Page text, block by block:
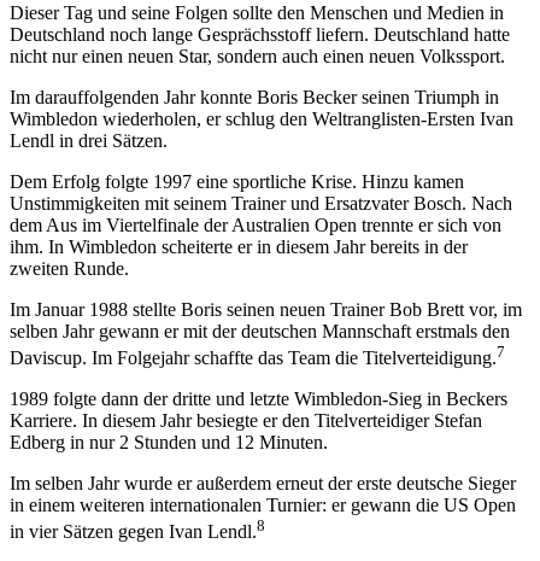
Dieser Tag und seine Folgen sollte den Menschen und Medien in
Deutschland noch lange Gesprächsstoff liefern. Deutschland hatte
nicht nur einen neuen Star, sondern auch einen neuen Volkssport.
Im darauffolgenden Jahr konnte Boris Becker seinen Triumph in
Wimbledon wiederholen, er schlug den Weltranglisten-Ersten Ivan
Lendl in drei Sätzen.
Dem Erfolg folgte 1997 eine sportliche Krise. Hinzu kamen
Unstimmigkeiten mit seinem Trainer und Ersatzvater Bosch. Nach
dem Aus im Viertelfinale der Australien Open trennte er sich von
ihm. In Wimbledon scheiterte er in diesem Jahr bereits in der
zweiten Runde.
Im Januar 1988 stellte Boris seinen neuen Trainer Bob Brett vor, im
selben Jahr gewann er mit der deutschen Mannschaft erstmals den
Daviscup. Im Folgejahr schaffte das Team die Titelverteidigung.7
1989 folgte dann der dritte und letzte Wimbledon-Sieg in Beckers
Karriere. In diesem Jahr besiegte er den Titelverteidiger Stefan
Edberg in nur 2 Stunden und 12 Minuten.
Im selben Jahr wurde er außerdem erneut der erste deutsche Sieger
in einem weiteren internationalen Turnier: er gewann die US Open
in vier Sätzen gegen Ivan Lendl.8